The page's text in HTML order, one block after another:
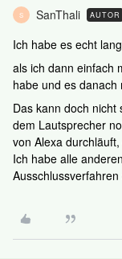
S SanThali AUTOR
Ich habe es echt
als ich dann einfach
habe und es
Das kann doch nicht
dem Lautsprecher
von Alexa
Ich habe alle